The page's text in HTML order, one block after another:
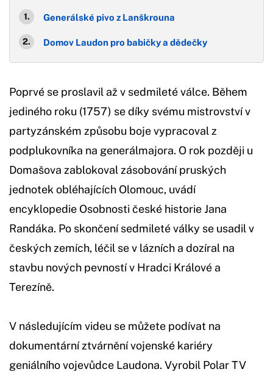
Generálské pivo z Lanškrouna
Domov Laudon pro babičky a dědečky
Poprvé se proslavil až v sedmileté válce. Během
jediného roku (1757) se díky svému mistrovství v
partyzánském způsobu boje vypracoval z
podplukovníka na generálmajora. O rok později u
Domašova zablokoval zásobování pruských
jednotek obléhajících Olomouc, uvádí
encyklopedie Osobnosti české historie Jana
Randáka. Po skončení sedmileté války se usadil v
českých zemích, léčil se v lázních a dozíral na
stavbu nových pevností v Hradci Králové a
Terezíně.
V následujícím videu se můžete podívat na
dokumentární ztvárnění vojenské kariéry
geniálního vojevůdce Laudona. Vyrobil Polar TV